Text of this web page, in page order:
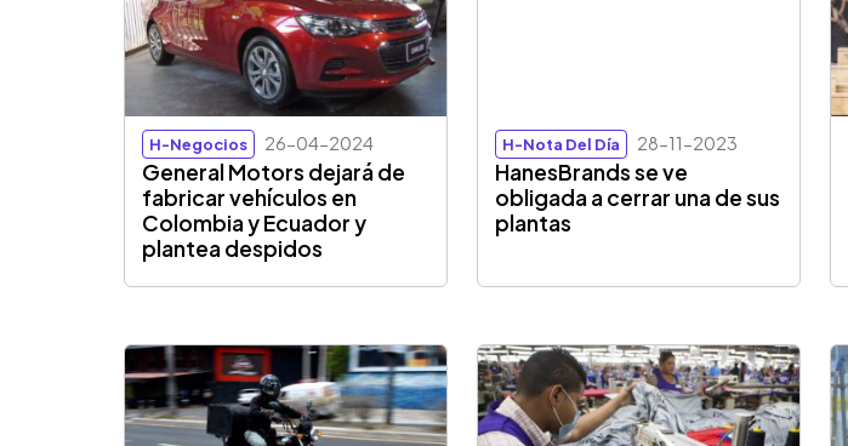
H-Negocios 26-04-2024
General Motors dejará de
fabricar vehículos en
Colombia y Ecuador y
plantea despidos
H-Nota Del Día 28-11-2023
HanesBrands se ve
obligada a cerrar una de sus
plantas